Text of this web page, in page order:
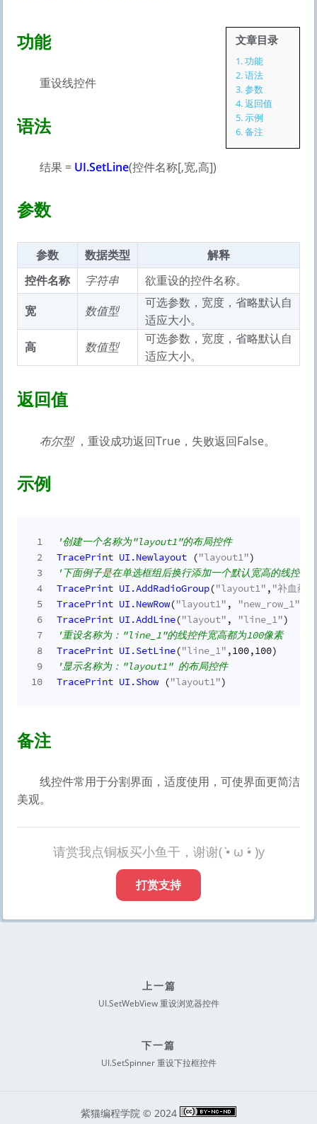
文章目录
1.功能
2.语法
3.参数
4.返回值
5.示例
6.备注
功能
重设线控件
语法
结果 = UI.SetLine(控件名称[,宽,高])
参数
参数 数据类型
解释
控件名称
字符串
欲重设的控件名称。
宽
数值型
可选参数，宽度，省略默认自
适应大小。
高
数值型
可选参数，宽度，省略默认自
适应大小。
返回值
布尔型，重设成功返回True，失败返回False。
示例
1
2
3
4
5
6
7
8
9
10
'创建一个名称为"layout1"的布局控件
TracePrint UI.Newlayout ("layout1")
'下面例子是在单选框组后换行添加一个默认宽高的线控件
TracePrint UI.AddRadioGroup("layout1" , "补血药
TracePrint UI.NewRow("layout1" , "new_row_1"
TracePrint UI.AddLine("layout" , "line_1")
'重设名称为："line_1"的线控件宽高都为100像素
TracePrint UI.SetLine("line_1" ,100,100)
'显示名称为："layout1" 的布局控件
TracePrint UI.Show ("layout1")
备注
线控件常用于分割界面，适度使用，可使界面更简洁
美观。
请赏我点铜板买小鱼干，谢谢( •̀ ω •́ )y
打赏支持
上一篇
UI.SetWebView 重设浏览器控件
下一篇
UI.SetSpinner 重设下拉框控件
紫猫编程学院 © 2024